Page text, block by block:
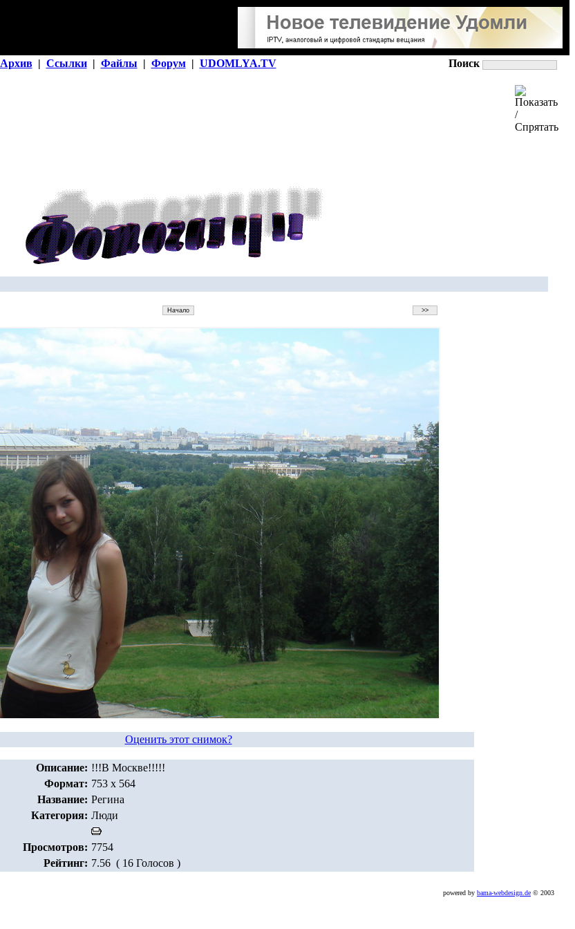
Архив | Ссылки | Файлы | Форум | UDOMLYA.TV Поиск
Оценить этот снимок?
Описание: !!!В Москве!!!!!
Формат: 753 x 564
Название: Регина
Категория: Люди
Просмотров: 7754
Рейтинг: 7.56 ( 16 Голосов )
powered by bama-webdesign.de © 2003